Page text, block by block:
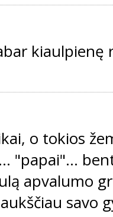
kiaulpienę
o tokios
"papai"...
apvalumo
savo